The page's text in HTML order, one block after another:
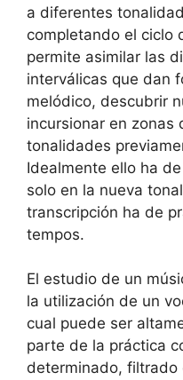
a diferentes
completando el ciclo
permite asimilar las
interválicas que dan
melódico, descubrir
incursionar en zonas
tonalidades
Idealmente ello ha
solo en la nueva
transcripción ha de
tempos.
El estudio de un
la utilización de un
cual puede ser
parte de la práctica
determinado, filtrado